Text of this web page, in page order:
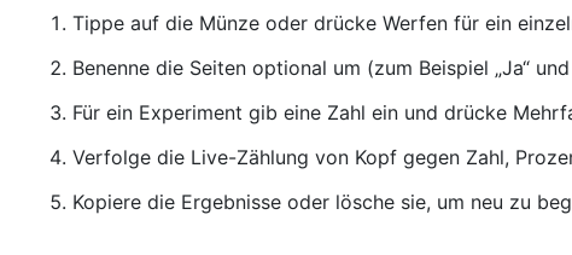
Tippe auf die Münze oder drücke Werfen für ein
Benenne die Seiten optional um (zum Beispiel „Ja“ und
Für ein Experiment gib eine Zahl ein und drücke
Verfolge die Live-Zählung von Kopf gegen Zahl,
Kopiere die Ergebnisse oder lösche sie, um neu zu